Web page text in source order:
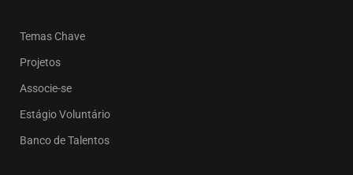
Temas Chave
Projetos
Associe-se
Estágio Voluntário
Banco de Talentos